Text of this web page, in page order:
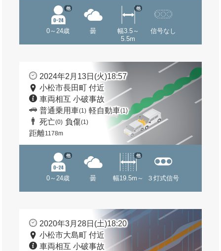
0～24歳
他
曇
幅3.5～
5.5m
他
信号なし
2024年2月13日(火)18:57
小松市長田町 付近
車両相互 小破事故
普通乗用車(1) 軽自動車(1)
死亡(0) 負傷(1)
距離1178m
0～24歳
他
曇 幅19.5m～
他
３灯式信号
2020年3月28日(土)18:20
小松市大島町 付近
車両相互 小破事故